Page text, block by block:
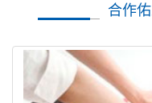
合作